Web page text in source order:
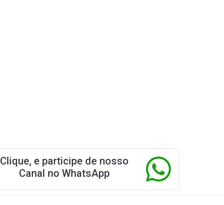
Clique, e participe de nosso
Canal no WhatsApp